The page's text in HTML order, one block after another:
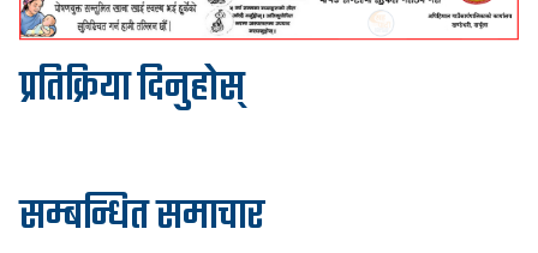
प्रतिक्रिया दिनुहोस्
सम्बन्धित समाचार